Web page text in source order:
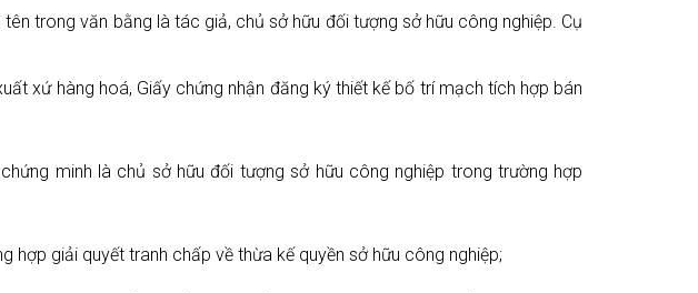
trong văn bằng là tác giả, chủ sở hữu đối tượng sở hữu công nghiệp. Cụ
xứ hàng hoá, Giấy chứng nhận đăng ký thiết kế bố trí mạch tích hợp bán
minh là chủ sở hữu đối tượng sở hữu công nghiệp trong trường hợp
hợp giải quyết tranh chấp về thừa kế quyền sở hữu công nghiệp;